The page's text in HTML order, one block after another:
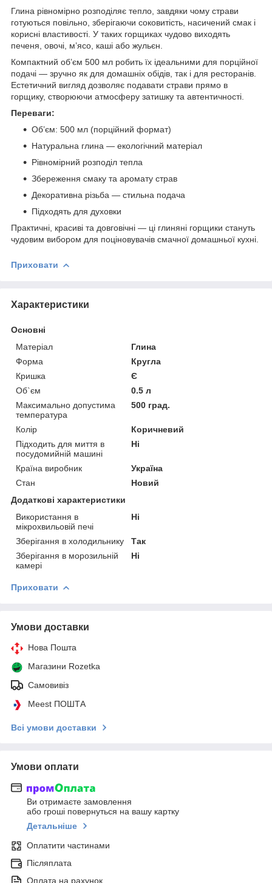
Глина рівномірно розподіляє тепло, завдяки чому страви
готуються повільно, зберігаючи соковитість, насичений смак і
корисні властивості. У таких горщиках чудово виходять
печеня, овочі, м’ясо, каші або жульєн.
Компактний об’єм 500 мл робить їх ідеальними для порційної
подачі — зручно як для домашніх обідів, так і для ресторанів.
Естетичний вигляд дозволяє подавати страви прямо в
горщику, створюючи атмосферу затишку та автентичності.
Переваги:
Об’єм: 500 мл (порційний формат)
Натуральна глина — екологічний матеріал
Рівномірний розподіл тепла
Збереження смаку та аромату страв
Декоративна різьба — стильна подача
Підходять для духовки
Практичні, красиві та довговічні — ці глиняні горщики стануть
чудовим вибором для поціновувачів смачної домашньої кухні.
Приховати
Характеристики
Основні
Матеріал
Глина
Форма
Кругла
Кришка
Є
Об`єм
0.5 л
Максимально допустима
температура
500 град.
Колір
Коричневий
Підходить для миття в
посудомийній машині
Ні
Країна виробник
Україна
Стан
Новий
Додаткові характеристики
Використання в
мікрохвильовій печі
Ні
Зберігання в холодильнику
Так
Зберігання в морозильній
камері
Ні
Приховати
Умови доставки
Нова Пошта
Магазини Rozetka
Самовивіз
Meest ПОШТА
Всі умови доставки
Умови оплати
Ви отримаєте замовлення
або гроші повернуться на вашу картку
Детальніше
Оплатити частинами
Післяплата
Оплата на рахунок